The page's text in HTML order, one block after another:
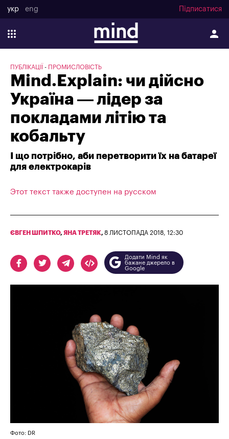
укр eng Підписатися
ПУБЛІКАЦІЇ ПРОМИСЛОВІСТЬ
Mind.Explain: чи дійсно
Україна — лідер за
покладами літію та
кобальту
І що потрібно, аби перетворити їх на батареї
для електрокарів
Этот текст также доступен на русском
ЄВГЕН ШПИТКО, ЯНА ТРЕТЯК, 8 ЛИСТОПАДА 2018, 12:30
Додати Mind як
бажане джерело в
Google
Фото: DR